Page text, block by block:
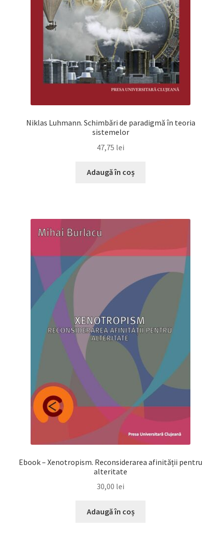
Niklas Luhmann. Schimbări de paradigmă în teoria
sistemelor
47,75 lei
Adaugă în coș
Ebook – Xenotropism. Reconsiderarea afinității pentru
alteritate
30,00 lei
Adaugă în coș